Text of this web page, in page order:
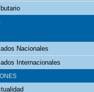
Nacionales
Internacionales